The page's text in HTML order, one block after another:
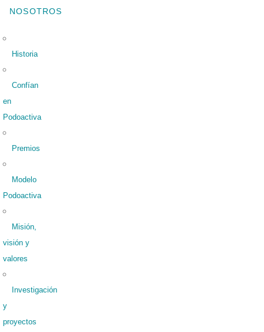
NOSOTROS
Historia
Confían
en
Podoactiva
Premios
Modelo
Podoactiva
Misión,
visión y
valores
Investigación
y
proyectos